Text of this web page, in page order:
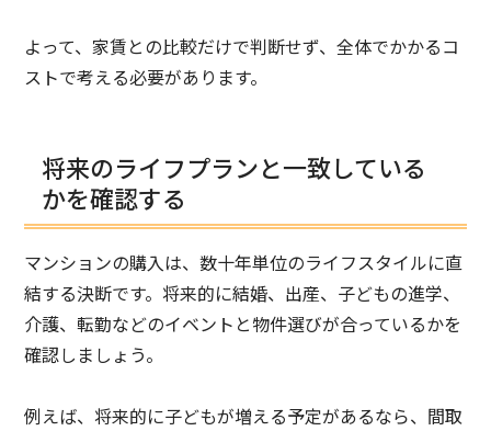
よって、家賃との比較だけで判断せず、全体でかかるコ
ストで考える必要があります。
将来のライフプランと一致している
かを確認する
マンションの購入は、数十年単位のライフスタイルに直
結する決断です。将来的に結婚、出産、子どもの進学、
介護、転勤などのイベントと物件選びが合っているかを
確認しましょう。
例えば、将来的に子どもが増える予定があるなら、間取